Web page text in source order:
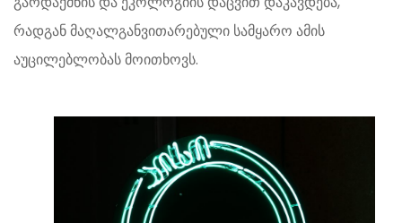
რადგან მაღალგანვითარებული სამყარო ამის
აუცილებლობას მოითხოვს.